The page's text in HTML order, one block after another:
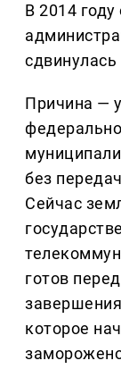
В 2014
сдвинулась
Причина —
без
Сейчас
готов
которое